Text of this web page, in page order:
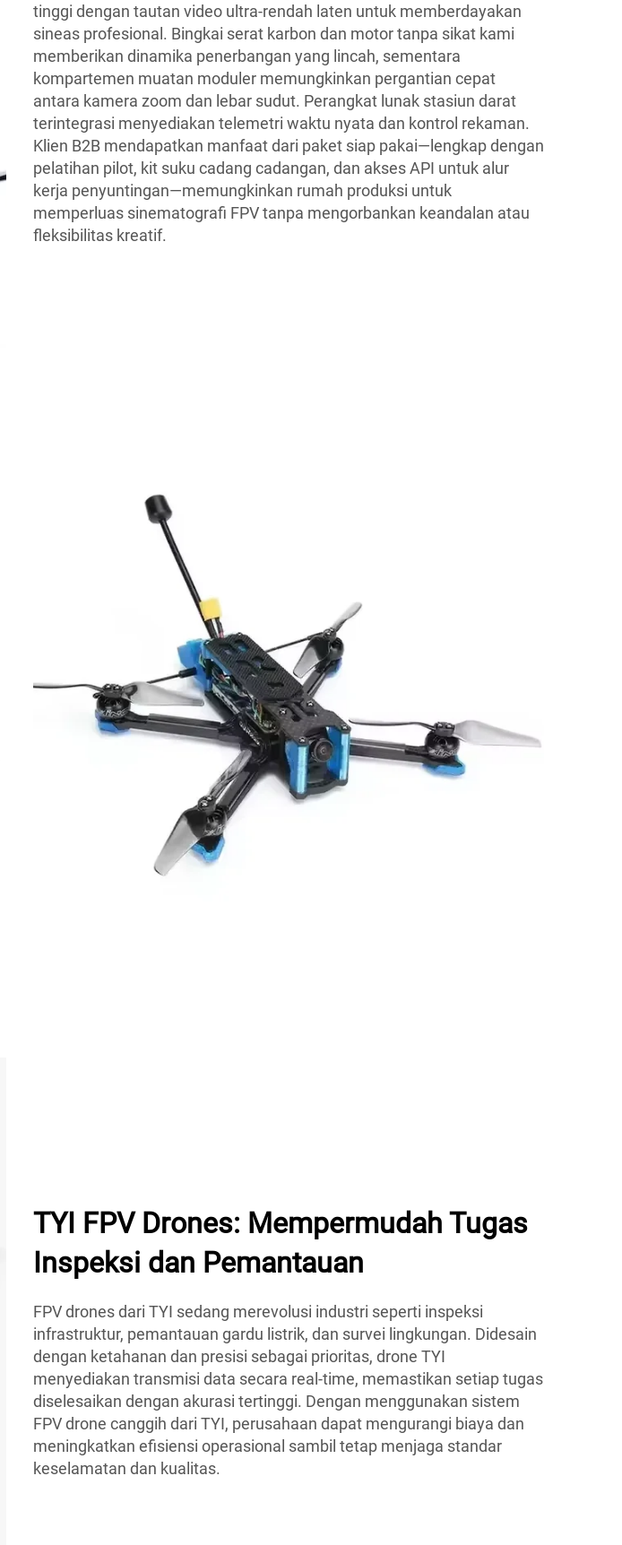
tinggi dengan tautan video ultra-rendah laten untuk memberdayakan
sineas profesional. Bingkai serat karbon dan motor tanpa sikat kami
memberikan dinamika penerbangan yang lincah, sementara
kompartemen muatan moduler memungkinkan pergantian cepat
antara kamera zoom dan lebar sudut. Perangkat lunak stasiun darat
terintegrasi menyediakan telemetri waktu nyata dan kontrol rekaman.
Klien B2B mendapatkan manfaat dari paket siap pakai—lengkap dengan
pelatihan pilot, kit suku cadang cadangan, dan akses API untuk alur
kerja penyuntingan—memungkinkan rumah produksi untuk
memperluas sinematografi FPV tanpa mengorbankan keandalan atau
fleksibilitas kreatif.
TYI FPV Drones: Mempermudah Tugas
Inspeksi dan Pemantauan
FPV drones dari TYI sedang merevolusi industri seperti inspeksi
infrastruktur, pemantauan gardu listrik, dan survei lingkungan. Didesain
dengan ketahanan dan presisi sebagai prioritas, drone TYI
menyediakan transmisi data secara real-time, memastikan setiap tugas
diselesaikan dengan akurasi tertinggi. Dengan menggunakan sistem
FPV drone canggih dari TYI, perusahaan dapat mengurangi biaya dan
meningkatkan efisiensi operasional sambil tetap menjaga standar
keselamatan dan kualitas.